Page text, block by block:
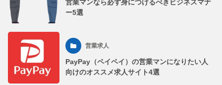
営業マンなら必ず身につけるべきビジネスマナ
ー5選
営業求人
PayPay（ペイペイ）の営業マンになりたい人
向けのオススメ求人サイト4選